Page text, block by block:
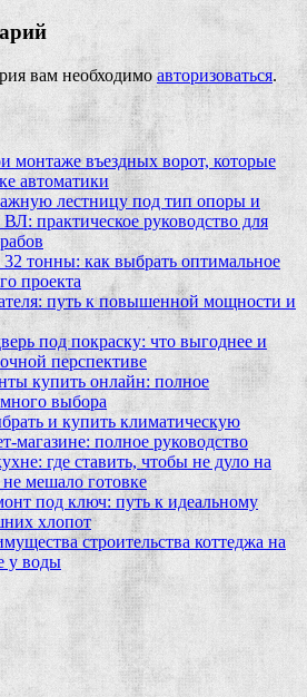
вам необходимоавторизоваться.
въездных ворот, которые
автоматики
лестницу под тип опоры и
практическое руководство для
32 тонны: как выбрать оптимальное
проекта
путь к повышенной мощности и
под покраску: что выгоднее и
перспективе
купить онлайн: полное
выбора
и купить климатическую
полное руководство
где ставить, чтобы не дуло на
мешало готовке
под ключ: путь к идеальному
хлопот
строительства коттеджа на
у воды